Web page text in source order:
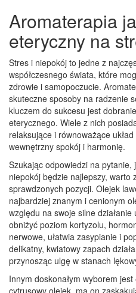
Aromaterapia
eteryczny na
Stres i niepokój to jedne z
współczesnego świata, które
zdrowie i samopoczucie.
skuteczne sposoby na radzenie
kluczem do sukcesu jest
eterycznego. Wiele z nich
relaksujące i równoważące
wewnętrzny spokój i harmonię.
Szukając odpowiedzi na
niepokój będzie najlepszy, warto
sprawdzonych pozycji. Olejek
najbardziej znanym i cenionym
względu na swoje silne
obniżyć poziom kortyzolu,
nerwowe, ułatwia zasypianie i
delikatny, kwiatowy zapach
przynosząc ulgę w stanach
Innym doskonałym wyborem